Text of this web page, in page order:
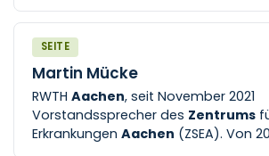
interdisziplinär zusammen [...]
Aachen
Abbildung 2: Themenfelder des IRC-
exklusive Liste). (© Prof. Dr. M. von
UniversitätsklinikAachen) Mit
und Ansprechpartner Das
Seltene Erkrankungen besteht
SEITE
Martin Mücke
RWTH Aachen, seit November 2021
Vorstandssprecher des Zentrums
Erkrankungen Aachen (ZSEA). Von